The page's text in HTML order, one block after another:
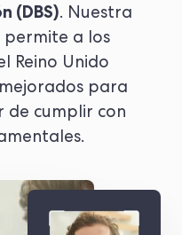
(DBS). Nuestra
permite a los
Reino Unido
para
de cumplir con